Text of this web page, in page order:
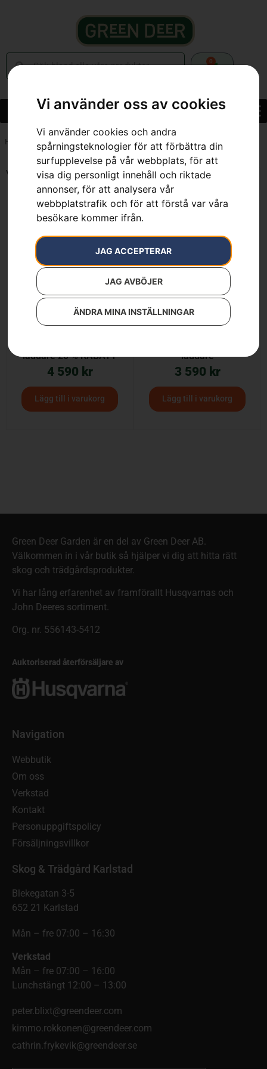
Vi använder oss av cookies
Vi använder cookies och andra
spårningsteknologier för att förbättra din
surfupplevelse på vår webbplats, för att
visa dig personligt innehåll och riktade
annonser, för att analysera vår
webbplatstrafik och för att förstå var våra
besökare kommer ifrån.
JAG ACCEPTERAR
JAG AVBÖJER
ÄNDRA MINA INSTÄLLNINGAR
0
Hem 65 mm
Visar alla 2 resultat
laddare 20 % RABATT
4 590 kr
Lägg till i varukorg
laddare
3 590 kr
Lägg till i varukorg
Green Deer Garden är en del av Green Deer AB.
Välkommen in i vår butik så hjälper vi dig att hitta rätt
skog och trädgårdsprodukter.
Vi har lång erfarenhet av framförallt Husqvarnas och
John Deeres sortiment.
Org. nr. 556143-5412
Auktoriserad återförsäljare av
Navigation
Webbutik
Om oss
Verkstad
Kontakt
Personuppgiftspolicy
Försäljningsvillkor
Skog & Trädgård Karlstad
Blekegatan 3-5
652 21 Karlstad
Mån – fre 07:00 – 16:30
Verkstad
Mån – fre 07:00 – 16:00
Lunchstängt 12:00 – 13:00
peter.blixt@greendeer.com
kimmo.rokkonen@greendeer.com
cathrin.frykevik@greendeer.se